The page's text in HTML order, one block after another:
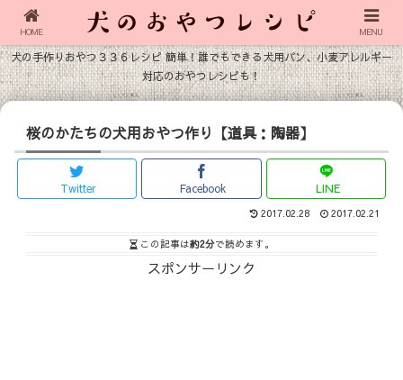
犬の手作りおやつ３３６レシピ 簡単！誰でもできる犬用パン、小麦アレルギー
対応のおやつレシピも！
桜のかたちの犬用おやつ作り【道具：陶器】
Twitter Facebook LINE
2017.02.28 2017.02.21
この記事は約2分で読めます。
スポンサーリンク
HOME MENU